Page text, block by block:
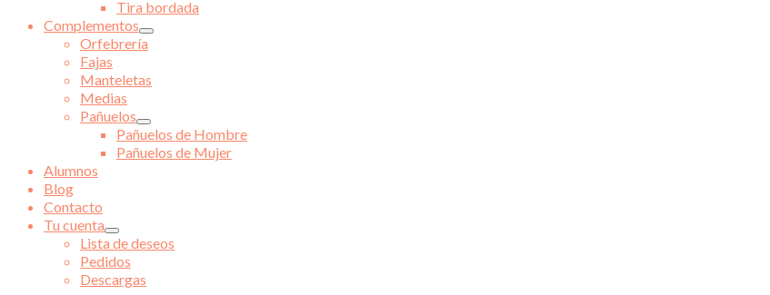
Tira bordada
Complementos
Orfebrería
Fajas
Manteletas
Medias
Pañuelos
Pañuelos de Hombre
Pañuelos de Mujer
Alumnos
Blog
Contacto
Tu cuenta
Lista de deseos
Pedidos
Descargas